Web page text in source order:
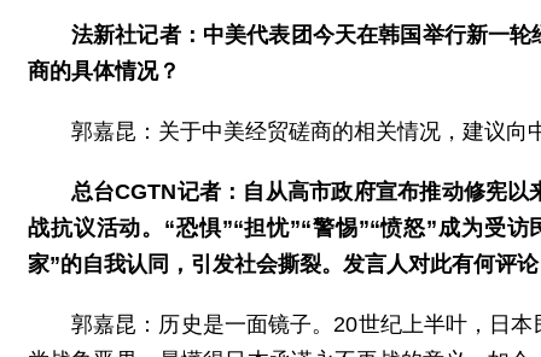
法新社记者：中美代表团今天在韩国举行新一
商的具体情况？
郭嘉昆：关于中美经贸磋商的相关情况，建议向
总台CGTN记者：自从高市政府宣布推动修宪
战抗议活动。“恐惧”“担忧”“警惕”“愤怒”成为受
家”的自我认同，引发社会撕裂。发言人对此有何评
郭嘉昆：历史是一面镜子。20世纪上半叶，日